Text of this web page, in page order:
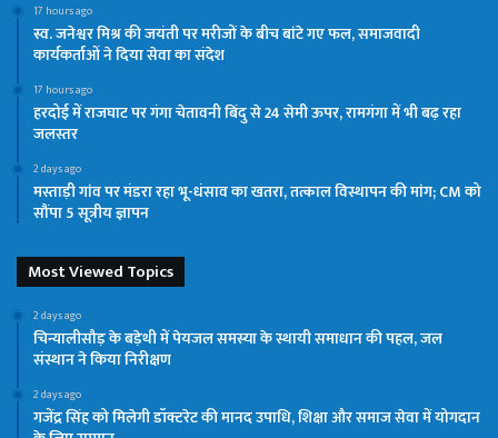
17 hours ago
स्व. जनेश्वर मिश्र की जयंती पर मरीजों के बीच बांटे गए फल, समाजवादी
कार्यकर्ताओं ने दिया सेवा का संदेश
17 hours ago
हरदोई में राजघाट पर गंगा चेतावनी बिंदु से 24 सेमी ऊपर, रामगंगा में भी बढ़ रहा
जलस्तर
2 days ago
मस्ताड़ी गांव पर मंडरा रहा भू-धंसाव का खतरा, तत्काल विस्थापन की मांग; CM को
सौंपा 5 सूत्रीय ज्ञापन
Most Viewed Topics
2 days ago
चिन्यालीसौड़ के बड़ेथी में पेयजल समस्या के स्थायी समाधान की पहल, जल
संस्थान ने किया निरीक्षण
2 days ago
गजेंद्र सिंह को मिलेगी डॉक्टरेट की मानद उपाधि, शिक्षा और समाज सेवा में योगदान